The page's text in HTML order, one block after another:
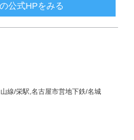
公式HPをみる
線/栄駅,名古屋市営地下鉄/名城